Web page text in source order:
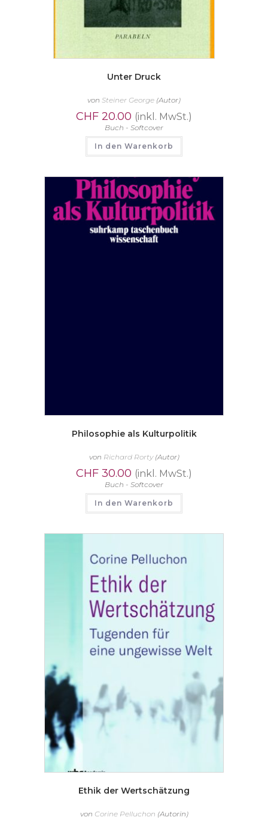
Unter Druck
von Steiner George (Autor)
CHF 20.00 (inkl. MwSt.)
Buch - Softcover
In den Warenkorb
Philosophie als Kulturpolitik
von Richard Rorty(Autor)
CHF 30.00 (inkl. MwSt.)
Buch - Softcover
In den Warenkorb
Ethik der Wertschätzung
von Corine Pelluchon (Autorin)